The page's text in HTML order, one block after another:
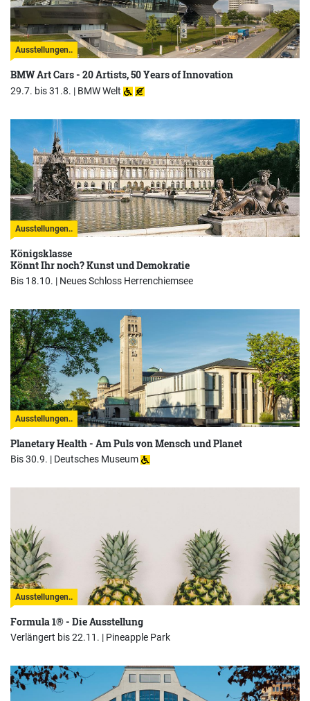
Ausstellungen..
BMW Art Cars - 20 Artists, 50 Years of Innovation
29.7. bis 31.8. | BMW Welt
Ausstellungen..
Königsklasse
Könnt Ihr noch? Kunst und Demokratie
Bis 18.10. | Neues Schloss Herrenchiemsee
Ausstellungen..
Planetary Health - Am Puls von Mensch und Planet
Bis 30.9. | Deutsches Museum
Ausstellungen..
Formula 1® - Die Ausstellung
Verlängert bis 22.11. | Pineapple Park